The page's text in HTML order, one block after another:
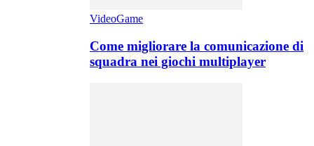
VideoGame
Come migliorare la comunicazione di
squadra nei giochi multiplayer